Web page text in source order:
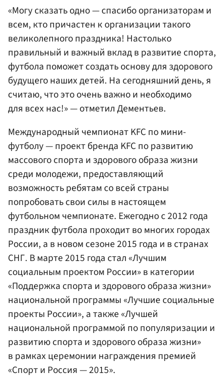
«Могу сказать одно — спасибо организаторам и
всем, кто причастен к организации такого
великолепного праздника! Настолько
правильный и важный вклад в развитие спорта,
футбола поможет создать основу для здорового
будущего наших детей. На сегодняшний день, я
считаю, что это очень важно и необходимо
для всех нас!» — отметил Дементьев.
Международный чемпионат KFC по мини-
футболу — проект бренда KFC по развитию
массового спорта и здорового образа жизни
среди молодежи, предоставляющий
возможность ребятам со всей страны
попробовать свои силы в настоящем
футбольном чемпионате. Ежегодно с 2012 года
праздник футбола проходит во многих городах
России, а в новом сезоне 2015 года и в странах
СНГ. В марте 2015 года стал «Лучшим
социальным проектом России» в категории
«Поддержка спорта и здорового образа жизни»
национальной программы «Лучшие социальные
проекты России», а также «Лучшей
национальной программой по популяризации и
развитию спорта и здорового образа жизни»
в рамках церемонии награждения премией
«Спорт и Россия — 2015».